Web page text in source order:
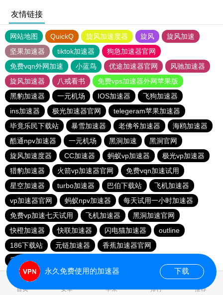
友情链接
网站地图 QuickQ 旋风加速度器 旋风
旋风加速
坚果加速器
tiktok加速器
狗急加速器官网
免费vqn外网加速
小蓝鸟 优途加速器官网
风驰加速器
旋风加速器
八戒看书
免费vps加速器外网苹果版
黑豹加速器
一元机场 IOS加速器
飞狗加速器
ins加速器
极光加速器官网
telegeram苹果加速器
毕竟乐民下载站
暴雪加速器 老佛爷加速器
海鸥加速器
酷通npv加速器
一元机场 黑洞加速
黑洞官网
旋风加速度器
CC加速器 蚂蚁vp加速器
极光vp加速器
猎豹加速器
火箭vp加速器官网
免费vqn加速试用
星空加速器
turbo加速器 巴伯下载站
飞机加速器
vp加速器官网
蚂蚁npv加速器
每天试用一小时加速器
免费vp加速七天试用
飞机加速器
黑洞加速官网
快橙加速器
快联加速器 闪电猫加速器
outline
186下载站
元链加速器
香蕉加速器官网
香蕉加速器官网正版
首页 安卓 苹果 排行 推荐
永久免费使用的加速器 下载
0.820665s